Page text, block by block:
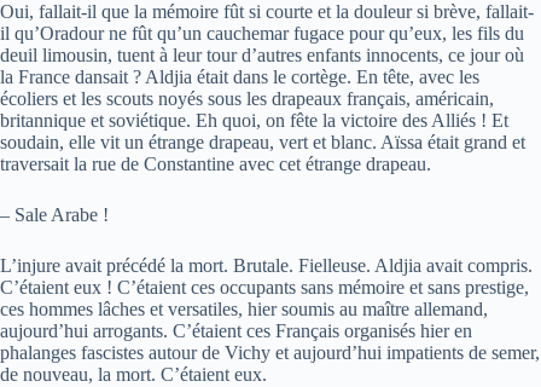
Oui, fallait-il que la mémoire fût si courte et la douleur si brève, fallait-
il qu’Oradour ne fût qu’un cauchemar fugace pour qu’eux, les fils du
deuil limousin, tuent à leur tour d’autres enfants innocents, ce jour où
la France dansait ? Aldjia était dans le cortège. En tête, avec les
écoliers et les scouts noyés sous les drapeaux français, américain,
britannique et soviétique. Eh quoi, on fête la victoire des Alliés ! Et
soudain, elle vit un étrange drapeau, vert et blanc. Aïssa était grand et
traversait la rue de Constantine avec cet étrange drapeau.
– Sale Arabe !
L’injure avait précédé la mort. Brutale. Fielleuse. Aldjia avait compris.
C’étaient eux ! C’étaient ces occupants sans mémoire et sans prestige,
ces hommes lâches et versatiles, hier soumis au maître allemand,
aujourd’hui arrogants. C’étaient ces Français organisés hier en
phalanges fascistes autour de Vichy et aujourd’hui impatients de semer,
de nouveau, la mort. C’étaient eux.